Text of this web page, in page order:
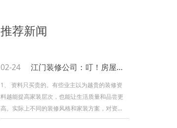
推荐新闻
02-24 江门装修公司：叮！房屋装修避坑四点
1、 资料只买贵的。有些业主以为越贵的装修资
料越能提高家装层次，也能让生活质量和品尝更
高。实际上不同的装修风格和家装方案，对资料
的原料、品种有纷歧样的要求，只要坚持协调性